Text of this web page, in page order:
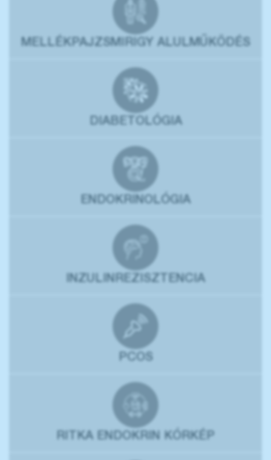
MELLÉKPAJZSMIRIGY ALULMŰKÖDÉS
DIABETOLÓGIA
ENDOKRINOLÓGIA
INZULINREZISZTENCIA
PCOS
RITKA ENDOKRIN KÓRKÉP